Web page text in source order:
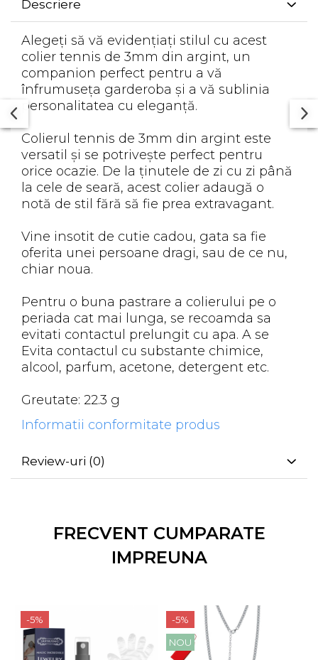
Descriere
Alegeți să vă evidențiați stilul cu acest
colier tennis de 3mm din argint, un
companion perfect pentru a vă
înfrumuseța garderoba și a vă sublinia
personalitatea cu eleganță.
Colierul tennis de 3mm din argint este
versatil și se potrivește perfect pentru
orice ocazie. De la ținutele de zi cu zi până
la cele de seară, acest colier adaugă o
notă de stil fără să fie prea extravagant.
Vine insotit de cutie cadou, gata sa fie
oferita unei persoane dragi, sau de ce nu,
chiar noua.
Pentru o buna pastrare a colierului pe o
periada cat mai lunga, se recoamda sa
evitati contactul prelungit cu apa. A se
Evita contactul cu substante chimice,
alcool, parfum, acetone, detergent etc.
Greutate: 22.3 g
Informatii conformitate produs
Review-uri (0)
FRECVENT CUMPARATE
IMPREUNA
-5%
-5%
NOU